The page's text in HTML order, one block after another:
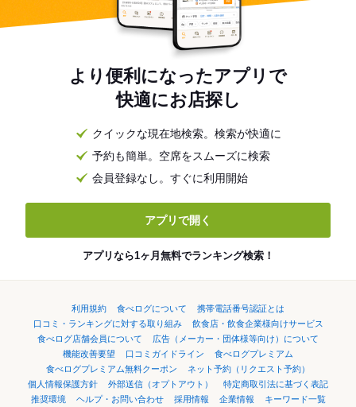
より便利になったアプリで
快適にお店探し
クイックな現在地検索。検索が快適に
予約も簡単。空席をスムーズに検索
会員登録なし。すぐに利用開始
アプリで開く
アプリなら1ヶ月無料でランキング検索！
利用規約 食べログについて
携帯電話番号認証とは
口コミ・ランキングに対する取り組み
飲食店・飲食企業様向けサービス
食べログ店舗会員について
広告（メーカー・団体様等向け）について
機能改善要望
口コミガイドライン
食べログプレミアム
食べログプレミアム無料クーポン
ネット予約（リクエスト予約）
個人情報保護方針
外部送信（オプトアウト）
特定商取引法に基づく表記
推奨環境
ヘルプ・お問い合わせ 採用情報 企業情報
キーワード一覧